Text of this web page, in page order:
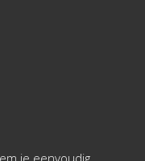
je eenvoudig